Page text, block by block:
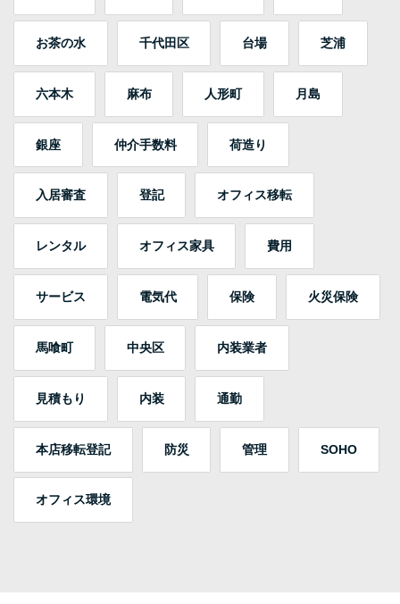
お茶の水 千代田区 台場 芝浦
六本木 麻布 人形町 月島
銀座 仲介手数料 荷造り
入居審査 登記 オフィス移転
レンタル オフィス家具 費用
サービス 電気代 保険 火災保険
馬喰町 中央区 内装業者
見積もり 内装 通勤
本店移転登記 防災 管理 SOHO
オフィス環境